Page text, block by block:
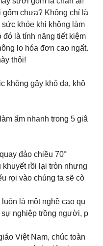
chưa? Không chỉ là
sức khỏe khi không làm
đó là tính năng tiết kiệm
lo hóa đơn cao ngất.
thôi!
không gây khô da, khô
ấm nhanh trong 5 giâ
đảo chiều 70°
khuyết rồi lại tròn nhưng
rọi vào chúng ta sẽ cò
là một nghề cao qu
nghiệp trồng người, p
Việt Nam, chúc toàn